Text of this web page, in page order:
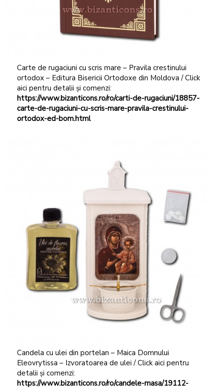
Carte de rugaciuni cu scris mare – Pravila crestinului
ortodox – Editura Bisericii Ortodoxe din Moldova / Click
aici pentru detalii și comenzi:
https://www.bizanticons.ro/ro/carti-de-rugaciuni/18857-
carte-de-rugaciuni-cu-scris-mare-pravila-crestinului-
ortodox-ed-bom.html
Candela cu ulei din portelan – Maica Domnului
Eleovrytissa – Izvoratoarea de ulei / Click aici pentru
detalii și comenzi:
https://www.bizanticons.ro/ro/candele-masa/19112-